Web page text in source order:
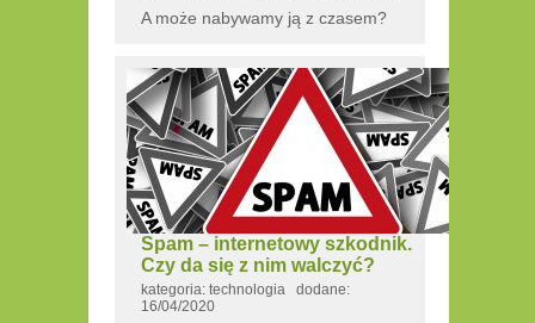
A może nabywamy ją z czasem?
Spam – internetowy szkodnik.
Czy da się z nim walczyć?
kategoria: technologia dodane:
16/04/2020